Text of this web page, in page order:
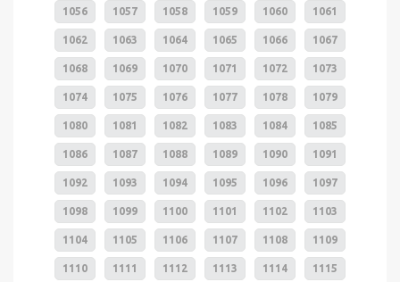
1056 1057 1058 1059 1060 1061
1062 1063 1064 1065 1066 1067
1068 1069 1070 1071 1072 1073
1074 1075 1076 1077 1078 1079
1080 1081 1082 1083 1084 1085
1086 1087 1088 1089 1090 1091
1092 1093 1094 1095 1096 1097
1098 1099 1100 1101 1102 1103
1104 1105 1106 1107 1108 1109
1110 1111 1112 1113 1114 1115